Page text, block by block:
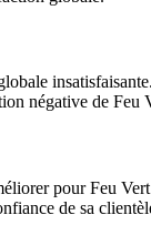
négative de Feu
pour Feu
de sa